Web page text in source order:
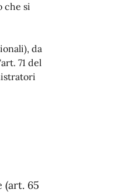
che si
da
71 del
(art. 65